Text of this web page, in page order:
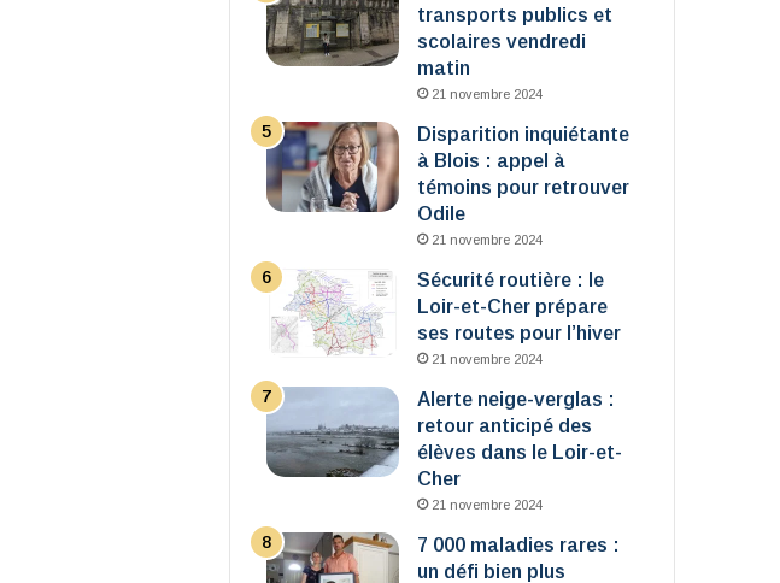
transports publics et
scolaires vendredi
matin
21 novembre 2024
Disparition inquiétante
à Blois : appel à
témoins pour retrouver
Odile
21 novembre 2024
Sécurité routière : le
Loir-et-Cher prépare
ses routes pour l’hiver
21 novembre 2024
Alerte neige-verglas :
retour anticipé des
élèves dans le Loir-et-
Cher
21 novembre 2024
7 000 maladies rares :
un défi bien plus